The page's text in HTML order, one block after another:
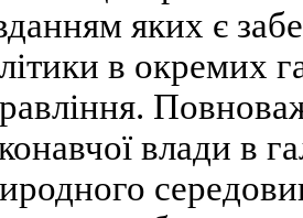
яких є
в окремих
влади в